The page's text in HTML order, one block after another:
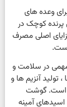
وعده های
پرنده کوچک در
اصلی مصرف
در سلامت و
تولید آنزیم ها و
است. گوشت
آمینه